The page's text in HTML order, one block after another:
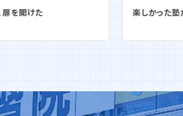
楽しかった塾が、夢への入口だった